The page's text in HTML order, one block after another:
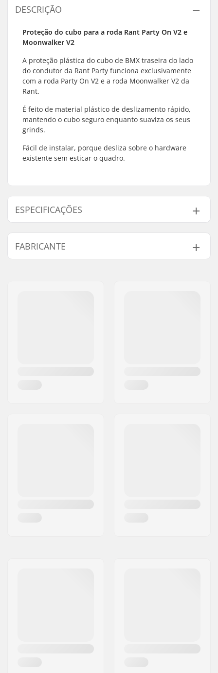
DESCRIÇÃO
Proteção do cubo para a roda Rant Party On V2 e
Moonwalker V2
A proteção plástica do cubo de BMX traseira do lado
do condutor da Rant Party funciona exclusivamente
com a roda Party On V2 e a roda Moonwalker V2 da
Rant.
É feito de material plástico de deslizamento rápido,
mantendo o cubo seguro enquanto suaviza os seus
grinds.
Fácil de instalar, porque desliza sobre o hardware
existente sem esticar o quadro.
ESPECIFICAÇÕES
Diâmetro do eixo:
14mm
Posição da corrente:
Peso:
32g
FABRICANTE